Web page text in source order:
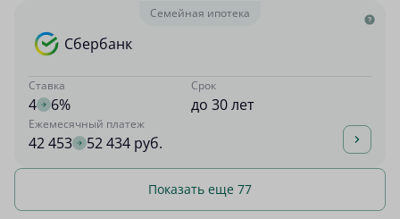
Семейная ипотека
Сбербанк
Ставка
4 6%
Срок
до 30 лет
Ежемесячный платеж
42 453 52 434 руб.
Показать еще 77